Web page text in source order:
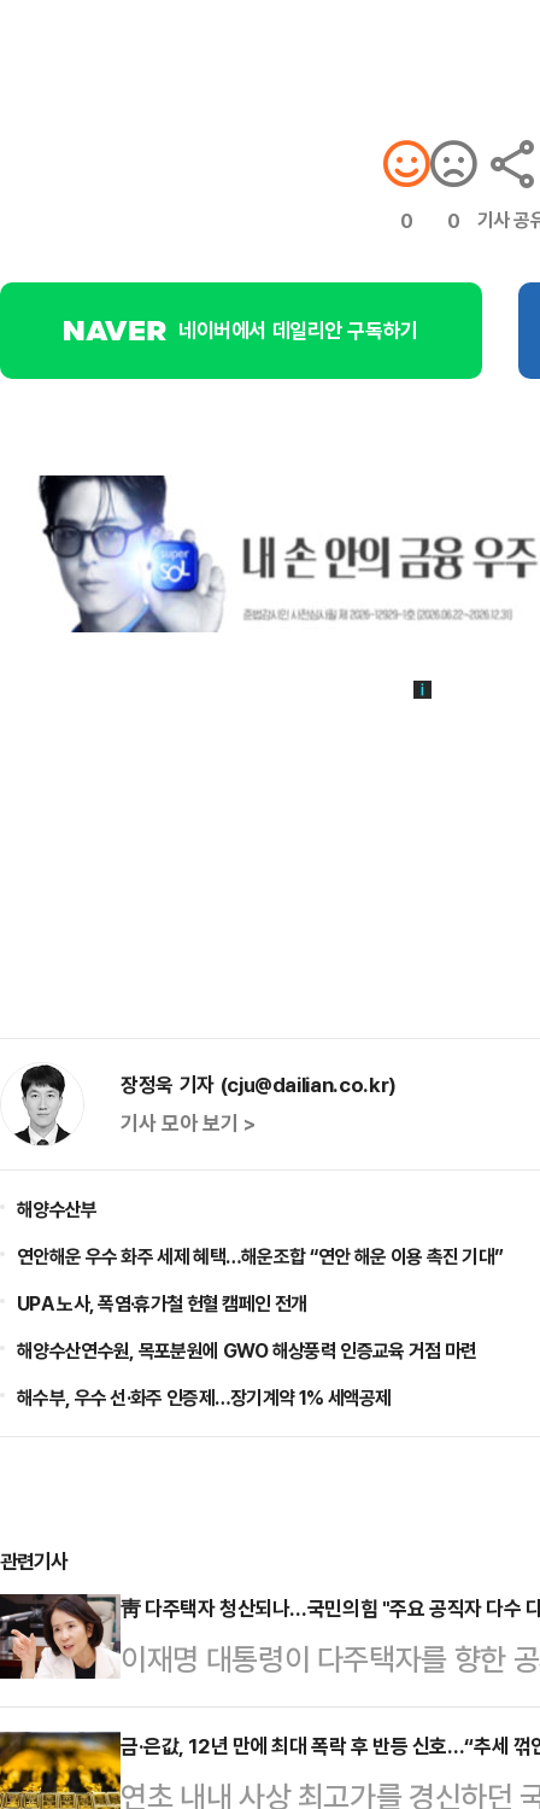
0 0 기사 공
네이버에서 데일리안 구독하기
장정욱 기자 (cju@dailian.co.kr)
기사 모아 보기 >
해양수산부
연안해운 우수 화주 세제 혜택…해운조합 “연안 해운 이용 촉진 기대”
UPA 노사, 폭염·휴가철 헌혈 캠페인 전개
해양수산연수원, 목포분원에 GWO 해상풍력 인증교육 거점 마련
해수부, 우수 선·화주 인증제…장기계약 1% 세액공제
관련기사
靑 다주택자 청산되나…국민의힘 "주요 공직자 다수
이재명 대통령이 다주택자를 향한
요 공직자 상당수가 다주택자인 상
나섰다.최수진 국민의힘 원내수석
를 일방적으로 적으로 규정하고 중
금·은값, 12년 만에 최대 폭락 후 반등 신호…“추세 꺾
연초 내내 사상 최고가를 경신하던